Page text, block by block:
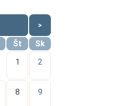
>
Št
Sk
1
2
8 9